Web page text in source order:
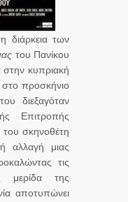
διάρκεια των
του Πανίκου
κυπριακή
προσκήνιο
διεξαγόταν
Επιτροπής
του σκηνοθέτη
αλλαγή μιας
τις
μερίδα της
αποτυπώνει